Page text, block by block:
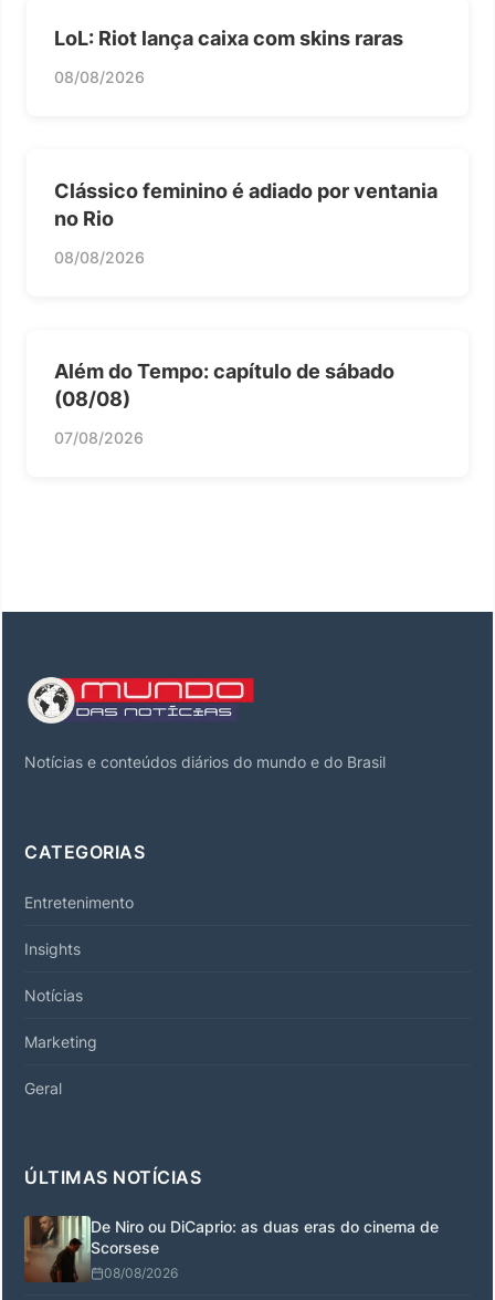
LoL: Riot lança caixa com skins raras
08/08/2026
Clássico feminino é adiado por ventania
no Rio
08/08/2026
Além do Tempo: capítulo de sábado
(08/08)
07/08/2026
Notícias e conteúdos diários do mundo e do Brasil
CATEGORIAS
Entretenimento
Insights
Notícias
Marketing
Geral
ÚLTIMAS NOTÍCIAS
De Niro ou DiCaprio: as duas eras do cinema de
Scorsese
08/08/2026